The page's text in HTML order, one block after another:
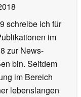
schreibe ich für
im
zur News-
bin. Seitdem
im Bereich
lebenslangen